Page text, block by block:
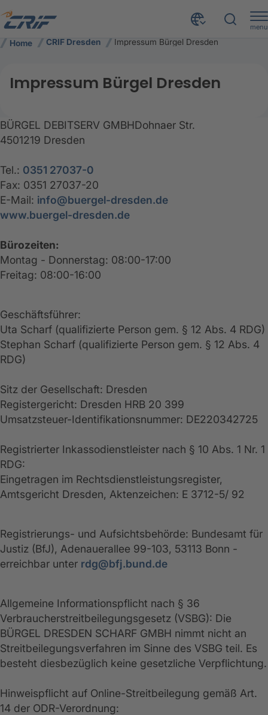
menu
Home CRIF Dresden Impressum Bürgel Dresden
Impressum Bürgel Dresden
BÜRGEL DEBITSERV GMBHDohnaer Str.
4501219 Dresden
Tel.: 0351 27037-0
Fax: 0351 27037-20
E-Mail: info@buergel-dresden.de
www.buergel-dresden.de
Bürozeiten:
Montag - Donnerstag: 08:00-17:00
Freitag: 08:00-16:00
Geschäftsführer:
Uta Scharf (qualifizierte Person gem. § 12 Abs. 4 RDG)
Stephan Scharf (qualifizierte Person gem. § 12 Abs. 4
RDG)
Sitz der Gesellschaft: Dresden
Registergericht: Dresden HRB 20 399
Umsatzsteuer-Identifikationsnummer: DE220342725
Registrierter Inkassodienstleister nach § 10 Abs. 1 Nr. 1
RDG:
Eingetragen im Rechtsdienstleistungsregister,
Amtsgericht Dresden, Aktenzeichen: E 3712-5/ 92
Registrierungs- und Aufsichtsbehörde: Bundesamt für
Justiz (BfJ), Adenauerallee 99-103, 53113 Bonn -
erreichbar unter rdg@bfj.bund.de
Allgemeine Informationspflicht nach § 36
Verbraucherstreitbeilegungsgesetz (VSBG): Die
BÜRGEL DRESDEN SCHARF GMBH nimmt nicht an
Streitbeilegungsverfahren im Sinne des VSBG teil. Es
besteht diesbezüglich keine gesetzliche Verpflichtung.
Hinweispflicht auf Online-Streitbeilegung gemäß Art.
14 der ODR-Verordnung: